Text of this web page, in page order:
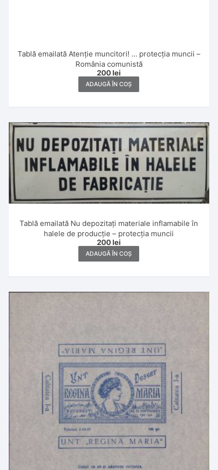
Tablă emailată Atenție muncitori! … protecția muncii –
România comunistă
200 lei
ADAUGĂ ÎN COȘ
Tablă emailată Nu depozitați materiale inflamabile în
halele de producție – protecția muncii
200 lei
ADAUGĂ ÎN COȘ